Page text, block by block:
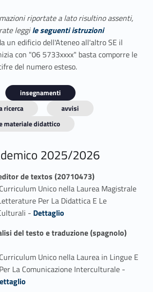
riportate a lato risultino assenti,
leggile seguenti istruzioni
un edificio dell'Ateneo all'altro SE il
con "06 5733xxxx" basta comporre le
del numero esteso.
insegnamenti
ricerca
avvisi
materiale didattico
2025/2026
de textos (20710473)
Unico nella Laurea Magistrale
Per La Didattica E Le
- Link identifier #identifier_person_22263-1
Dettaglio
del testo e traduzione (spagnolo)
Unico nella Laurea in Lingue E
La Comunicazione Interculturale -